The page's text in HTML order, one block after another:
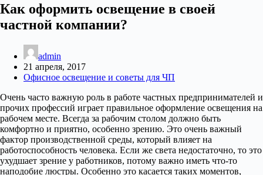
Как оформить освещение в своей
частной компании?
admin
21 апреля, 2017
Офисное освещение и советы для ЧП
Очень часто важную роль в работе частных предпринимателей и
прочих профессий играет правильное оформление освещения на
рабочем месте. Всегда за рабочим столом должно быть
комфортно и приятно, особенно зрению. Это очень важный
фактор производственной среды, который влияет на
работоспособность человека. Если же света недостаточно, то это
ухудшает зрение у работников, потому важно иметь что-то
наподобие люстры. Особенно это касается таких моментов,